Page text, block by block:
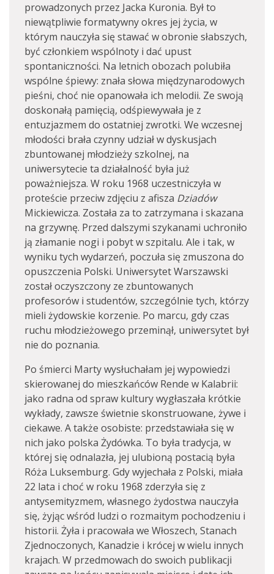
prowadzonych przez Jacka Kuronia. Był to
niewątpliwie formatywny okres jej życia, w
którym nauczyła się stawać w obronie słabszych,
być członkiem wspólnoty i dać upust
spontaniczności. Na letnich obozach polubiła
wspólne śpiewy: znała słowa międzynarodowych
pieśni, choć nie opanowała ich melodii. Ze swoją
doskonałą pamięcią, odśpiewywała je z
entuzjazmem do ostatniej zwrotki. We wczesnej
młodości brała czynny udział w dyskusjach
zbuntowanej młodzieży szkolnej, na
uniwersytecie ta działalność była już
poważniejsza. W roku 1968 uczestniczyła w
proteście przeciw zdjęciu z afisza Dziadów
Mickiewicza. Została za to zatrzymana i skazana
na grzywnę. Przed dalszymi szykanami uchroniło
ją złamanie nogi i pobyt w szpitalu. Ale i tak, w
wyniku tych wydarzeń, poczuła się zmuszona do
opuszczenia Polski. Uniwersytet Warszawski
został oczyszczony ze zbuntowanych
profesorów i studentów, szczególnie tych, którzy
mieli żydowskie korzenie. Po marcu, gdy czas
ruchu młodzieżowego przeminął, uniwersytet był
nie do poznania.
Po śmierci Marty wysłuchałam jej wypowiedzi
skierowanej do mieszkańców Rende w Kalabrii:
jako radna od spraw kultury wygłaszała krótkie
wykłady, zawsze świetnie skonstruowane, żywe i
ciekawe. A także osobiste: przedstawiała się w
nich jako polska Żydówka. To była tradycja, w
której się odnalazła, jej ulubioną postacią była
Róża Luksemburg. Gdy wyjechała z Polski, miała
22 lata i choć w roku 1968 zderzyła się z
antysemityzmem, własnego żydostwa nauczyła
się, żyjąc wśród ludzi o rozmaitym pochodzeniu i
historii. Żyła i pracowała we Włoszech, Stanach
Zjednoczonych, Kanadzie i krócej w wielu innych
krajach. W przedmowach do swoich publikacji